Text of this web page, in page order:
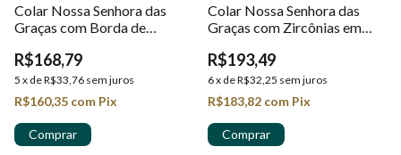
Colar Nossa Senhora das
Graças com Borda de
R$168,79
5 x deR$33,76 sem juros
R$160,35 com Pix
Colar Nossa Senhora das
Graças com Zircônias em
R$193,49
6x deR$32,25 sem juros
R$183,82 com Pix